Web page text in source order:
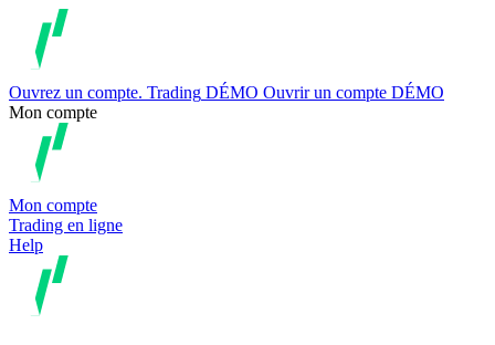
Ouvrez un compte. Trading DÉMO Ouvrir un compte DÉMO
Mon compte
Mon compte
Trading en ligne
Help